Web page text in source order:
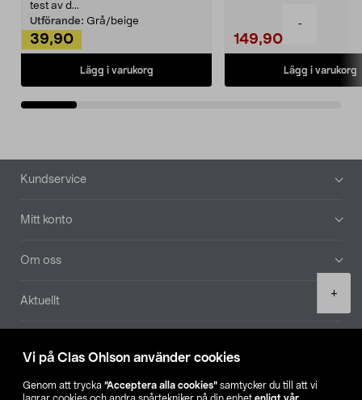
Vi på Clas Ohlson använder cookies
Genom att trycka ”Acceptera alla cookies” samtycker du till att vi
-
+
test av d...
Utförande: Grå/beige
39,90
Lägg i varukorg
149,90
Lägg i varukorg
Sidfot
Kundservice
Mitt konto
Om oss
Aktuellt
Hitta butik